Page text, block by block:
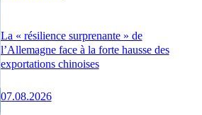
La « résilience surprenante » de
l’Allemagne face à la forte hausse des
exportations chinoises
07.08.2026